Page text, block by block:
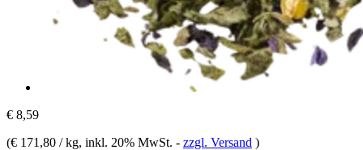
€ 8,59
(€ 171,80 / kg, inkl. 20% MwSt. - zzgl. Versand )